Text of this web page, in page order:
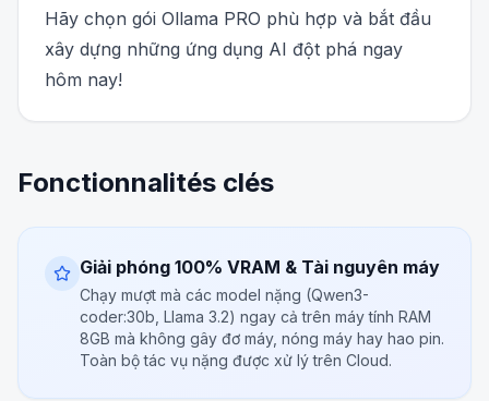
Hãy chọn gói Ollama PRO phù hợp và bắt đầu
xây dựng những ứng dụng AI đột phá ngay
hôm nay!
Fonctionnalités clés
Giải phóng 100% VRAM & Tài nguyên máy
Chạy mượt mà các model nặng (Qwen3-
coder:30b, Llama 3.2) ngay cả trên máy tính RAM
8GB mà không gây đơ máy, nóng máy hay hao pin.
Toàn bộ tác vụ nặng được xử lý trên Cloud.